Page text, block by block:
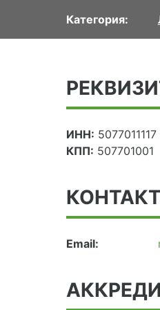
Категория:
ИНН: 5077011117
КПП: 507701001
Email: